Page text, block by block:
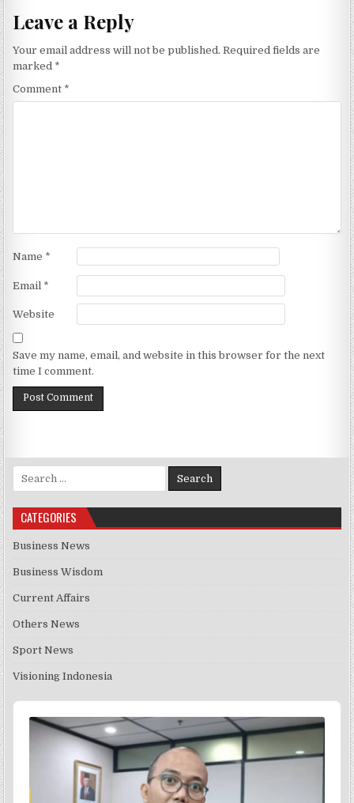
Leave a Reply
Your email address will not be published. Required fields are
marked *
Comment *
Name *
Email *
Website
Save my name, email, and website in this browser for the next
time I comment.
Search for:
CATEGORIES
Business News
Business Wisdom
Current Affairs
Others News
Sport News
Visioning Indonesia
Audio
Player